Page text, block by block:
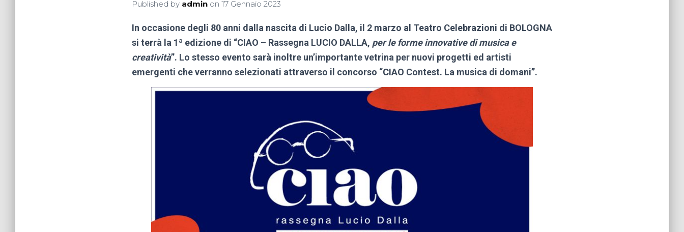
Published by admin on 17 Gennaio 2023
In occasione degli 80 anni dalla nascita di Lucio Dalla, il 2 marzo al Teatro Celebrazioni di BOLOGNA
si terrà la 1ª edizione di “CIAO – Rassegna LUCIO DALLA, per le forme innovative di musica e
creatività”. Lo stesso evento sarà inoltre un’importante vetrina per nuovi progetti ed artisti
emergenti che verranno selezionati attraverso il concorso “CIAO Contest. La musica di domani”.